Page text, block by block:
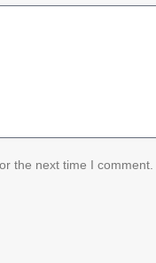
the next time I comment.